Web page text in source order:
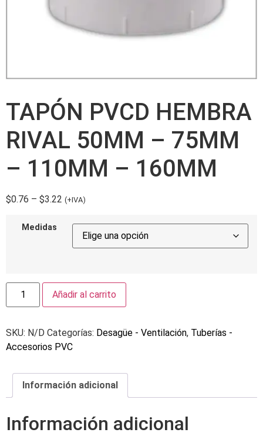
TAPÓN PVCD HEMBRA
RIVAL 50MM – 75MM
– 110MM – 160MM
$0.76 – $3.22 (+IVA)
Medidas
Añadir al carrito
SKU: N/D Categorías: Desagüe - Ventilación, Tuberías -
Accesorios PVC
Información adicional
Información adicional